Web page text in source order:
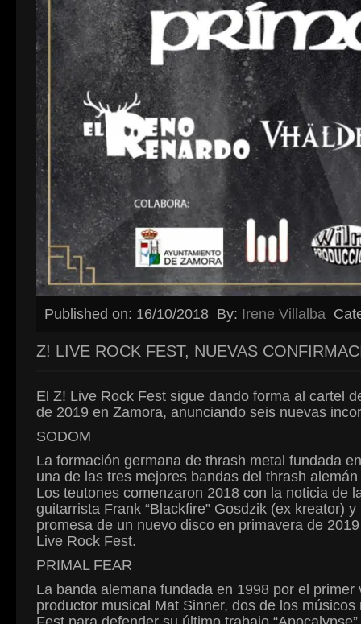
Published on: 16/10/2018 By: Irene Villalba
Z! LIVE ROCK FEST, NUEVAS
El Z! Live Rock Fest sigue dando forma al cartel
de 2019 en Zamora, anunciando seis nuevas
SODOM
La formación germana de thrash metal fundada
una de las tres mejores bandas del thrash
Los teutones comenzaron 2018 con la noticia de
guitarrista Frank “Blackfire” Gosdzik (ex kreator)
promesa de un nuevo disco en primavera de
Live Rock Fest.
PRIMAL FEAR
La banda alemana fundada en 1998 por el
productor musical Mat Sinner, dos de los